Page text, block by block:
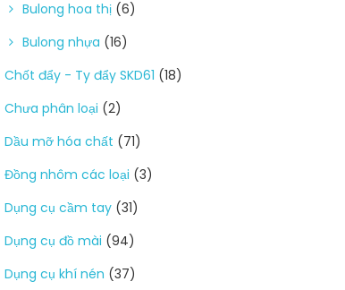
Bulong hoa thị (6)
Bulong nhựa (16)
Chốt đẩy - Ty đẩy SKD61 (18)
Chưa phân loại (2)
Dầu mỡ hóa chất (71)
Đồng nhôm các loại (3)
Dụng cụ cầm tay (31)
Dụng cụ đồ mài (94)
Dụng cụ khí nén (37)